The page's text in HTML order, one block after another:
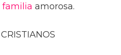
familia amorosa.